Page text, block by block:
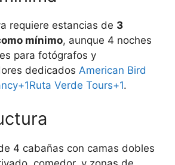
requiere estancias de 3
mínimo, aunque 4 noches
para fotógrafos y
dedicados American Bird
Verde Tours+1.
4 cabañas con camas dobles